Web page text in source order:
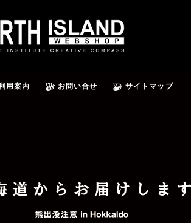
用案内 お問い合せ サイトマップ